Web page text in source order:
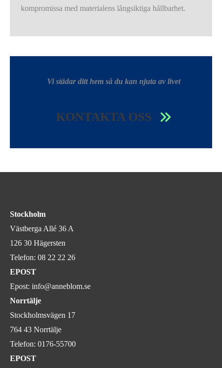
kompromissa med materialens långsiktiga hållbarhet.
Vi städar ditt hem så du kan njuta av livet
KONTAKTA OSS
Stockholm
Västberga Allé 36 A
126 30 Hägersten
Telefon: 08 22 22 26
EPOST
Epost: info@anneblom.se
Norrtälje
Stockholmsvägen 17
764 43 Norrtälje
Telefon: 0176-55700
EPOST